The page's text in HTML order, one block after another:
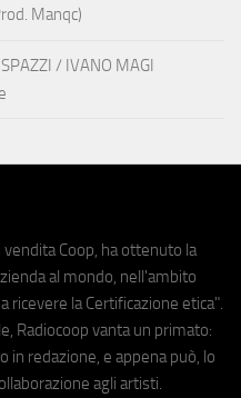
Manqc)
/ IVANO MAGI
Coop, ha ottenuto la
al mondo, nell'ambito
ricevere la Certificazione etica".
Radiocoop vanta un primato:
in redazione, e appena può, lo
agli artisti.